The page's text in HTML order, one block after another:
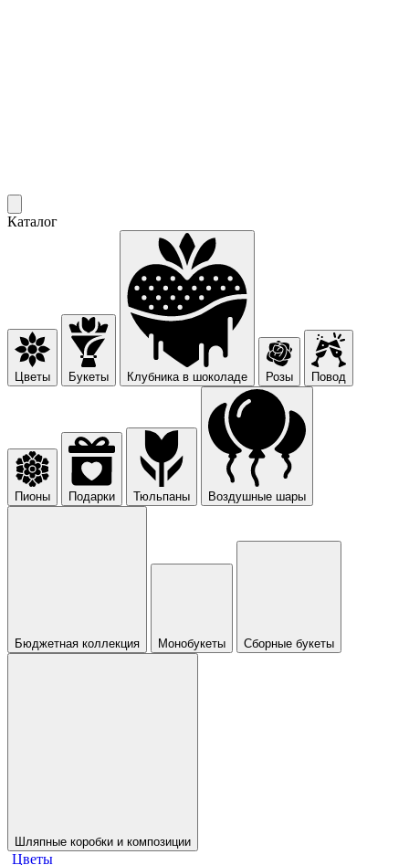
Каталог
Цветы Букеты Клубника в шоколаде Розы Повод
Пионы Подарки Тюльпаны Воздушные шары
Бюджетная коллекция Монобукеты Сборные букеты
Шляпные коробки и композиции
Цветы